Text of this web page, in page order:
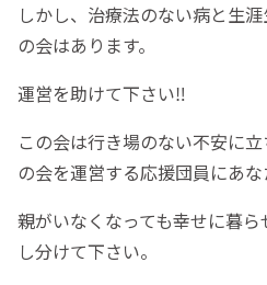
しかし、治療法のない病と生
の会はあります。
運営を助けて下さい‼️
この会は行き場のない不安に
の会を運営する応援団員にあな
親がいなくなっても幸せに暮
し分けて下さい。